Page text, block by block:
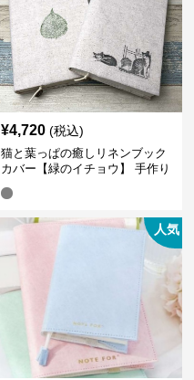
¥4,720 (税込)
猫と葉っぱの癒しリネンブック
カバー【緑のイチョウ】 手作り
人気